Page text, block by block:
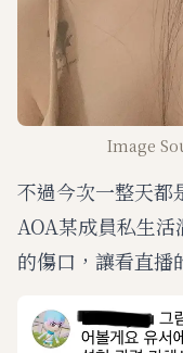
Image
不過今次一整天都
AOA某成員私生
的傷口，讓看直播